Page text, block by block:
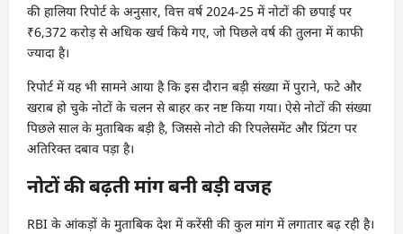
की हालिया रिपोर्ट के अनुसार, वित्त वर्ष 2024-25 में नोटों की छपाई पर
₹6,372 करोड़ से अधिक खर्च किये गए, जो पिछले वर्ष की तुलना में काफी
ज्यादा है।
रिपोर्ट में यह भी सामने आया है कि इस दौरान बड़ी संख्या में पुराने, फटे और
खराब हो चुके नोटों के चलन से बाहर कर नष्ट किया गया। ऐसे नोटों की संख्या
पिछले साल के मुताबिक बड़ी है, जिससे नोटो की रिपलेसमेंट और प्रिंटग पर
अतिरिक्त दबाव पड़ा है।
नोटों की बढ़ती मांग बनी बड़ी वजह
RBI के आंकड़ों के मुताबिक देश में करेंसी की कुल मांग में लगातार बढ़ रही है।